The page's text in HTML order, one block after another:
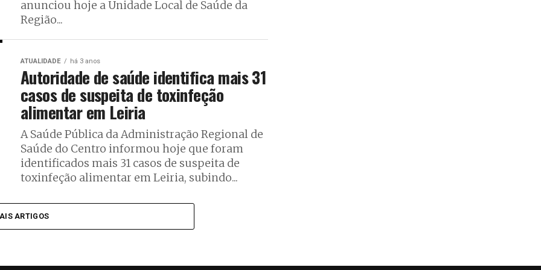
anunciou hoje a Unidade Local de Saúde da
Região...
ATUALIDADE há 3 anos
Autoridade de saúde identifica mais 31
casos de suspeita de toxinfeção
alimentar em Leiria
A Saúde Pública da Administração Regional de
Saúde do Centro informou hoje que foram
identificados mais 31 casos de suspeita de
toxinfeção alimentar em Leiria, subindo...
ARTIGOS